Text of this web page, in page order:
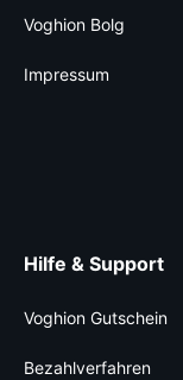
Voghion Bolg
Impressum
Hilfe & Support
Voghion Gutschein
Bezahlverfahren